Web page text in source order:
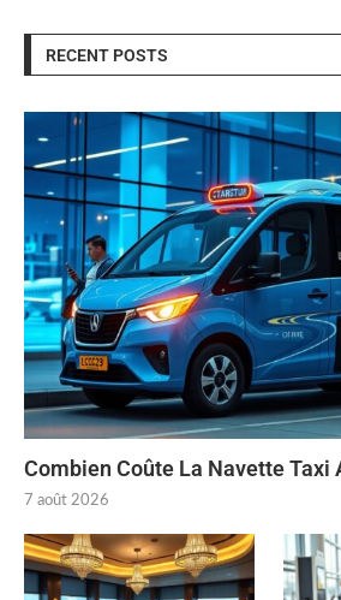
RECENT POSTS
Combien Coûte La Navette Taxi
7 août 2026